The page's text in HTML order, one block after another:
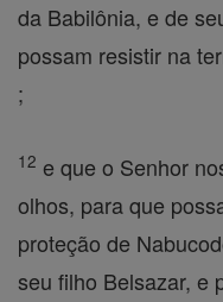
da Babilônia, e de
possam resistir na
;
12 e que o Senhor
olhos, para que
proteção de
seu filho Belsazar, e